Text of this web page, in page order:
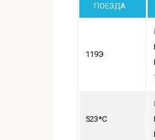
ПОЕЗДА
119Э
523*С